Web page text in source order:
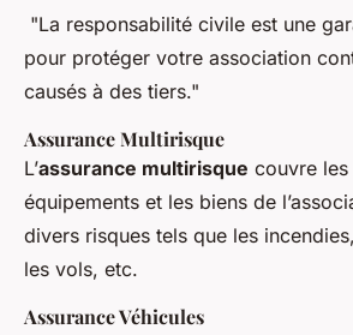
"La responsabilité civile est une
pour protéger votre association
causés à des tiers."
Assurance Multirisque
L’assurance multirisque couvre
équipements et les biens de
divers risques tels que les
les vols, etc.
Assurance Véhicules